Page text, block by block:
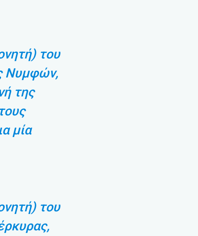
του
Νυμφών,
της
μία
του